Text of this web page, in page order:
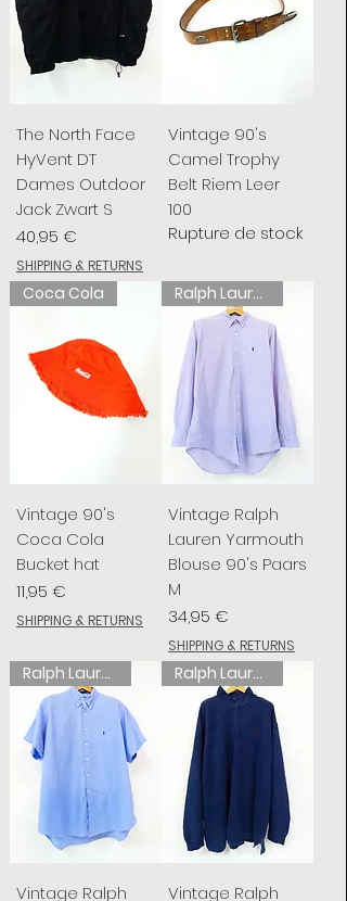
The North Face
HyVent DT
Dames Outdoor
Jack Zwart S
Prix
40,95 €
SHIPPING & RETURNS
Vintage 90's
Camel Trophy
Belt Riem Leer
100
Rupture de stock
Coca Cola
Vintage 90's
Coca Cola
Bucket hat
Prix
11,95 €
SHIPPING & RETURNS
Ralph Lauren
Vintage Ralph
Lauren Yarmouth
Blouse 90's Paars
M
Prix
34,95 €
SHIPPING & RETURNS
Ralph Lauren
Vintage Ralph
Ralph Lauren
Vintage Ralph